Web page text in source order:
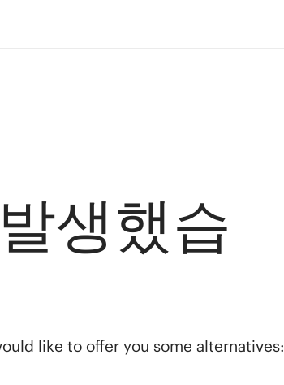
생했습
like to offer you some alternatives: